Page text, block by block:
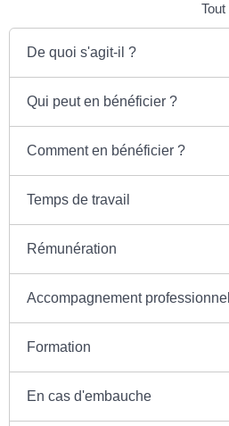
De quoi s'agit-il ?
Qui peut en bénéficier ?
Comment en bénéficier ?
Temps de travail
Rémunération
Accompagnement
Formation
En cas d'embauche